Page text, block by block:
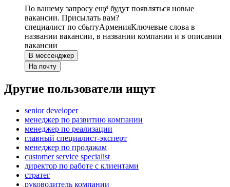
По вашему запросу ещё будут появляться новые
вакансии. Присылать вам?
специалист по сбытуАрменияКлючевые слова в
названии вакансии, в названии компании и в описании
вакансии
В мессенджер
На почту
Другие пользователи ищут
senior developer
менеджер по развитию компании
менеджер по реализации
главный специалист-эксперт
менеджер по продажам
customer service specialist
директор по работе с клиентами
стратег
руководитель компании